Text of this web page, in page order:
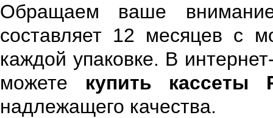
Обращаем ваше
составляет 12 месяцев с
каждой упаковке. В
можете купить кассеты
надлежащего качества.